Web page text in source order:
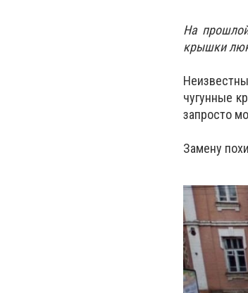
На
крышки
чугунные
запросто
Замену